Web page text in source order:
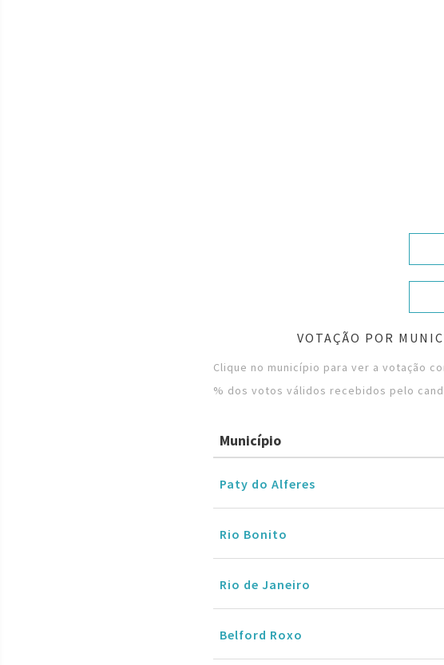
VOTAÇÃO POR
Clique no município para ver a votação
% dos votos válidos recebidos pelo
Município
Paty do Alferes
Rio Bonito
Rio de Janeiro
Belford Roxo